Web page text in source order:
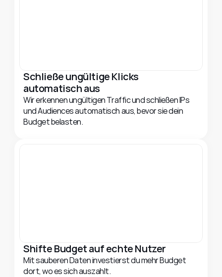
Schließe ungültige Klicks
automatisch aus
Wir erkennen ungültigen Traffic und schließen IPs
und Audiences automatisch aus, bevor sie dein
Budget belasten.
Shifte Budget auf echte Nutzer
Mit sauberen Daten investierst du mehr Budget
dort, wo es sich auszahlt.